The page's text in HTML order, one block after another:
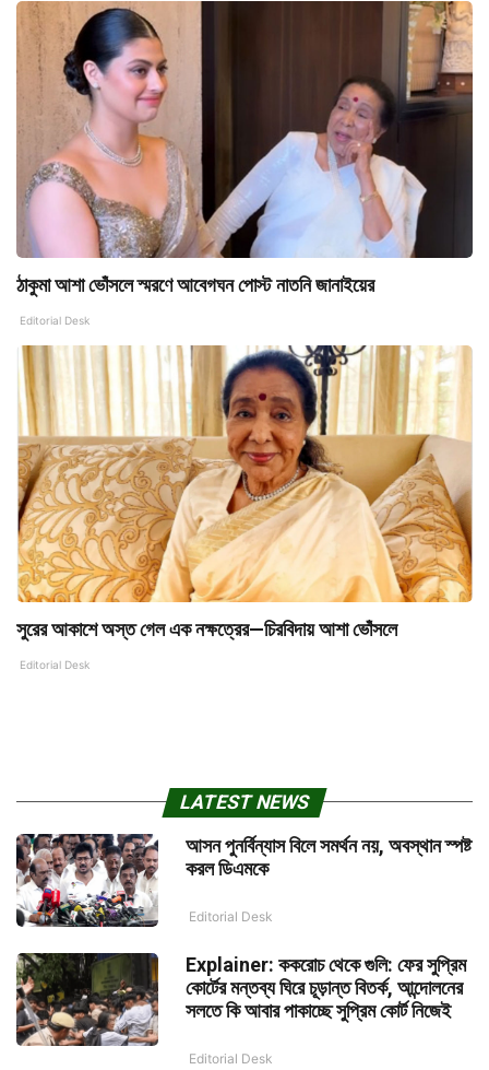
ঠাকুমা আশা ভোঁসলে স্মরণে আবেগঘন পোস্ট নাতনি জানাইয়ের
Editorial Desk
সুরের আকাশে অস্ত গেল এক নক্ষত্রের—চিরবিদায় আশা ভোঁসলে
Editorial Desk
LATEST NEWS
আসন পুনর্বিন্যাস বিলে সমর্থন নয়, অবস্থান স্পষ্ট
করল ডিএমকে
Editorial Desk
Explainer: ককরোচ থেকে গুলি: ফের সুপ্রিম
কোর্টের মন্তব্য ঘিরে চূড়ান্ত বিতর্ক, আন্দোলনের
সলতে কি আবার পাকাচ্ছে সুপ্রিম কোর্ট নিজেই
Editorial Desk